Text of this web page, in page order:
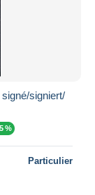
signiert/
%
Particulier